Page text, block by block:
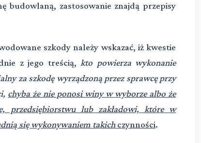
budowlaną, zastosowanie znajdą przepisy
szkody należy wskazać, iż kwestie
z jego treścią, kto powierza wykonanie
za szkodę wyrządzoną przez sprawcę przy
chyba że nie ponosi winy w wyborze albo że
przedsiębiorstwu lub zakładowi, które w
się wykonywaniem takichczynności.